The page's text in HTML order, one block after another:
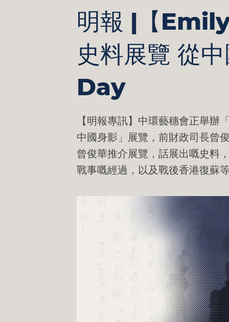
明報 |【
史料展覽 從
Day
【明報專訊】中環藝穗會正舉辦
中國身影」展覽，前財政司長曾
曾俊華推介展覽，話展出嘅史料
戰事嘅經過，以及戰後香港復蘇